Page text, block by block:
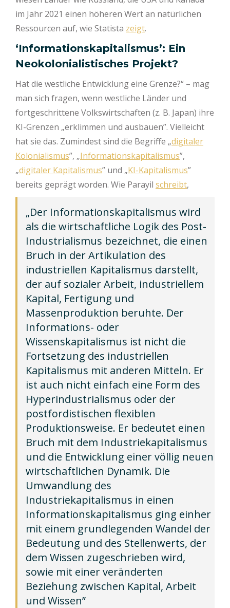
im Jahr 2021 einen höheren Wert an natürlichen
Ressourcen auf, wie Statista zeigt.
‘Informationskapitalismus’: Ein
Neokolonialistisches Projekt?
Hat die westliche Entwicklung eine Grenze?“ – mag
man sich fragen, wenn westliche Länder und
fortgeschrittene Volkswirtschaften (z. B. Japan) ihre
KI-Grenzen „erklimmen und ausbauen”. Vielleicht
hat sie das. Zumindest sind die Begriffe „digitaler
Kolonialismus”, „Informationskapitalismus”,
„digitaler Kapitalismus” und „KI-Kapitalismus”
bereits geprägt worden. Wie Parayil schreibt,
„Der Informationskapitalismus wird
als die wirtschaftliche Logik des Post-
Industrialismus bezeichnet, die einen
Bruch in der Artikulation des
industriellen Kapitalismus darstellt,
der auf sozialer Arbeit, industriellem
Kapital, Fertigung und
Massenproduktion beruhte. Der
Informations- oder
Wissenskapitalismus ist nicht die
Fortsetzung des industriellen
Kapitalismus mit anderen Mitteln. Er
ist auch nicht einfach eine Form des
Hyperindustrialismus oder der
postfordistischen flexiblen
Produktionsweise. Er bedeutet einen
Bruch mit dem Industriekapitalismus
und die Entwicklung einer völlig neuen
wirtschaftlichen Dynamik. Die
Umwandlung des
Industriekapitalismus in einen
Informationskapitalismus ging einher
mit einem grundlegenden Wandel der
Bedeutung und des Stellenwerts, der
dem Wissen zugeschrieben wird,
sowie mit einer veränderten
Beziehung zwischen Kapital, Arbeit
und Wissen”